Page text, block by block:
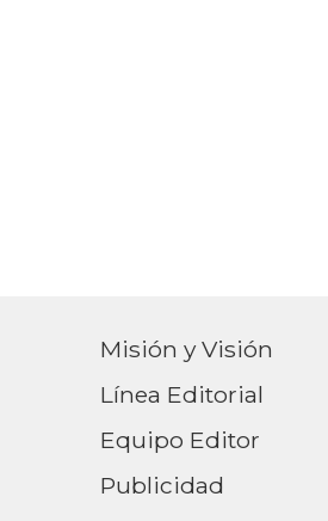
Misión y Visión
Línea Editorial
Equipo Editor
Publicidad